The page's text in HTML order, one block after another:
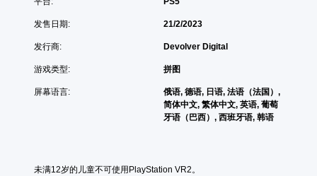
发售日期: 21/2/2023
发行商: Devolver Digital
游戏类型: 拼图
屏幕语言:
俄语, 德语, 日语, 法语（法国）,
简体中文, 繁体中文, 英语, 葡萄
牙语（巴西）, 西班牙语, 韩语
未满12岁的儿童不可使用PlayStation VR2。